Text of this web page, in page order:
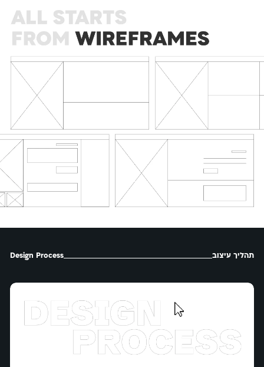
תהליך עיצוב Design Process